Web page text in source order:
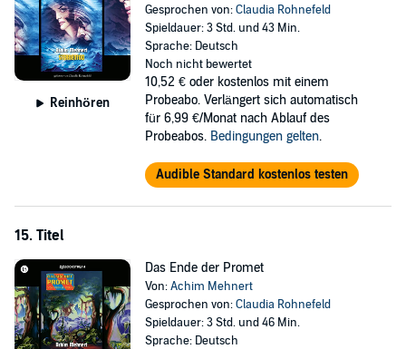
Reinhören
Gesprochen von:Claudia Rohnefeld
Spieldauer: 3 Std. und 43 Min.
Sprache: Deutsch
Noch nicht bewertet
10,52 € oder kostenlos mit einem
Probeabo. Verlängert sich automatisch
für 6,99 €/Monat nach Ablauf des
Probeabos. Bedingungen gelten.
Audible Standard kostenlos testen
15. Titel
Das Ende der Promet
Von:Achim Mehnert
Gesprochen von:Claudia Rohnefeld
Spieldauer: 3 Std. und 46 Min.
Sprache: Deutsch